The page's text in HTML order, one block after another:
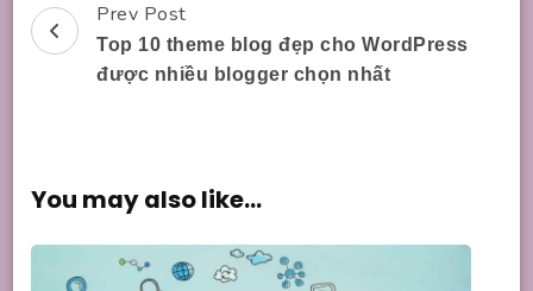
Post
Navigation
Prev Post
Top 10 theme blog đẹp cho WordPress
được nhiều blogger chọn nhất
You may also like...